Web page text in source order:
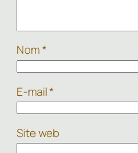
Nom*
E-mail*
Site web